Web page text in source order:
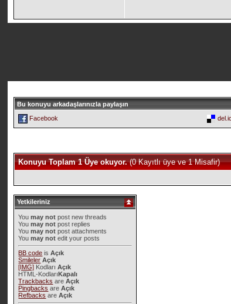
Bu konuyu arkadaşlarınızla paylaşın
Facebook
Konuyu Toplam 1 Üye okuyor.(0 Kayıtlı üye ve 1 Misafir)
Yetkileriniz
Youmay not post new threads
Youmay not post replies
Youmay not post attachments
Youmay not edit your posts
BB code isAçık
Smileler Açık
[IMG] KodlarıAçık
HTML-KodlarıKapalı
Trackbacks areAçık
Pingbacks areAçık
Refbacks areAçık